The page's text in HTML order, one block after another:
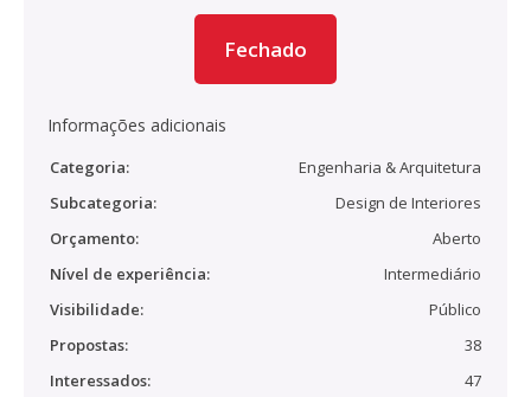
Fechado
Informações adicionais
Categoria:
Engenharia & Arquitetura
Subcategoria:
Design de Interiores
Orçamento:
Aberto
Nível de experiência:
Intermediário
Visibilidade:
Público
Propostas:
38
Interessados:
47